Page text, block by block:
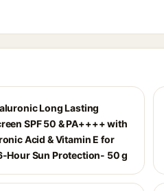
Long Lasting
SPF 50 & PA++++ with
Acid & Vitamin E for
Hour Sun Protection- 50 g